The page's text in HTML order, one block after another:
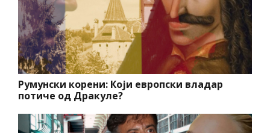
Румунски корени: Који европски владар
потиче од Дракуле?